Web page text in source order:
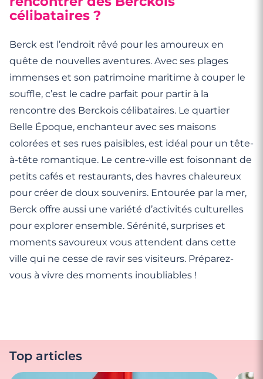
célibataires ?
Berck est l’endroit rêvé pour les amoureux en
quête de nouvelles aventures. Avec ses plages
immenses et son patrimoine maritime à couper le
souffle, c’est le cadre parfait pour partir à la
rencontre des Berckois célibataires. Le quartier
Belle Époque, enchanteur avec ses maisons
colorées et ses rues paisibles, est idéal pour un tête-
à-tête romantique. Le centre-ville est foisonnant de
petits cafés et restaurants, des havres chaleureux
pour créer de doux souvenirs. Entourée par la mer,
Berck offre aussi une variété d’activités culturelles
pour explorer ensemble. Sérénité, surprises et
moments savoureux vous attendent dans cette
ville qui ne cesse de ravir ses visiteurs. Préparez-
vous à vivre des moments inoubliables !
Top articles